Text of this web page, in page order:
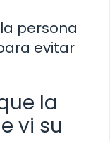
persona
evitar
la
vi su